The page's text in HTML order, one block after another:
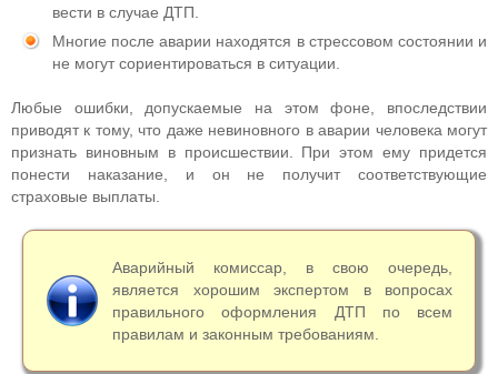
вести в случае ДТП.
Многие после аварии находятся в стрессовом состоянии и
не могут сориентироваться в ситуации.
Любые ошибки, допускаемые на этом фоне, впоследствии
приводят к тому, что даже невиновного в аварии человека могут
признать виновным в происшествии. При этом ему придется
понести наказание, и он не получит соответствующие
страховые выплаты.
Аварийный комиссар, в свою очередь,
является хорошим экспертом в вопросах
правильного оформления ДТП по всем
правилам и законным требованиям.